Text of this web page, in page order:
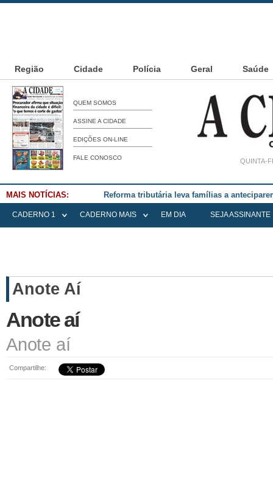
Região Cidade Polícia Geral Saúde
QUEM SOMOS
ASSINE A CIDADE
EDIÇÕES ON-LINE
FALE CONOSCO QUINTA-
MAIS NOTÍCIAS: Falece Elena Menoia Cesarin
CADERNO 1 CADERNO MAIS EM DIA SEJA ASSINANTE
Anote Aí
Anote aí
Anote aí
Compartilhe: